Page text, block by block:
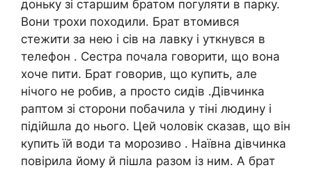
доньку зі старшим братом погуляти в парку.
Вони трохи походили. Брат втомився
стежити за нею і сів на лавку і уткнувся в
телефон . Сестра почала говорити, що вона
хоче пити. Брат говорив, що купить, але
нічого не робив, а просто сидів .Дівчинка
раптом зі сторони побачила у тіні людину і
підійшла до нього. Цей чоловік сказав, що він
купить їй води та морозиво . Наївна дівчинка
повірила йому й пішла разом із ним. А брат